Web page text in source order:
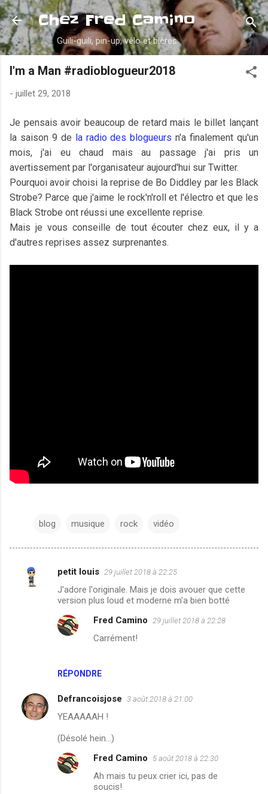
Accéder au contenu principal
Chez Fred Camino
Guili-guili, pin-up, vélo et bières
I'm a Man #radioblogueur2018
- juillet 29, 2018
Je pensais avoir beaucoup de retard mais le billet lançant
la saison 9 de la radio des blogueurs n'a finalement qu'un
mois, j'ai eu chaud mais au passage j'ai pris un
avertissement par l'organisateur aujourd'hui sur Twitter.
Pourquoi avoir choisi la reprise de Bo Diddley par les Black
Strobe? Parce que j'aime le rock'n'roll et l'électro et que les
Black Strobe ont réussi une excellente reprise.
Mais je vous conseille de tout écouter chez eux, il y a
d'autres reprises assez surprenantes.
blog musique rock vidéo
C
a
i
petit louis 29 juillet 2018 à 22:25
J'adore l'originale. Mais je dois avouer que cette
version plus loud et moderne m'a bien botté
RÉPONDRE
Fred Camino 29 juillet 2018 à 22:28
Carrément!
Defrancoisjose 3 août 2018 à 21:00
YEAAAAAH !
(Désolé hein...)
Fred Camino 5 août 2018 à 22:30
Ah mais tu peux crier ici, pas de
soucis!